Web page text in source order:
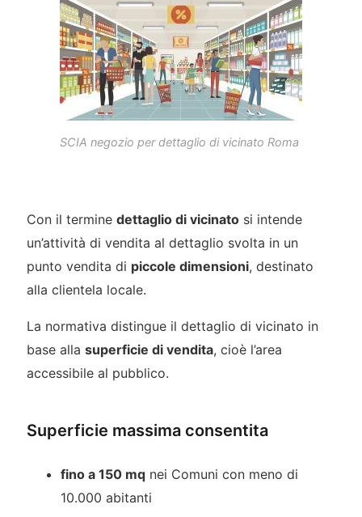
SCIA negozio per dettaglio di vicinato Roma
Con il termine dettaglio di vicinatosi intende
un’attività di vendita al dettaglio svolta in un
punto vendita di piccole dimensioni, destinato
alla clientela locale.
La normativa distingue il dettaglio di vicinato in
base alla superficie di vendita, cioè l’area
accessibile al pubblico.
Superficie massima consentita
fino a 150 mq nei Comuni con meno di
10.000 abitanti